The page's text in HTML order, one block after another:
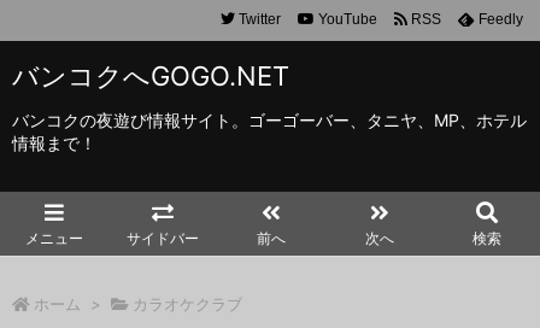
バンコクへGOGO.NET
バンコクの夜遊び情報サイト。ゴーゴーバー、タニヤ、MP、ホテル
情報まで！
メニュー サイドバー 前へ 次へ 検索
Twitter YouTube RSS Feedly
ホーム > カラオケクラブ